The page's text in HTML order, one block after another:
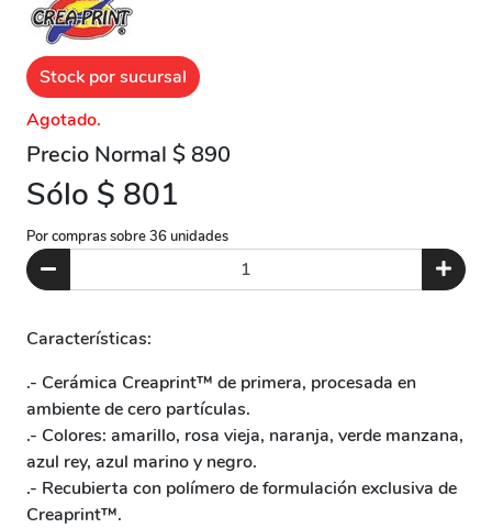
Stock por sucursal
Agotado.
Precio Normal $ 890
Sólo $ 801
Por compras sobre 36 unidades
Características:
.- Cerámica Creaprint™ de primera, procesada en
ambiente de cero partículas.
.- Colores: amarillo, rosa vieja, naranja, verde manzana,
azul rey, azul marino y negro.
.- Recubierta con polímero de formulación exclusiva de
Creaprint™.